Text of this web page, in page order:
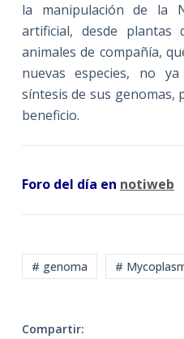
la manipulación de la
artificial, desde plantas
animales de compañía,
nuevas especies, no
síntesis de sus
beneficio.
Foro del día en notiweb
# genoma #
Compartir: